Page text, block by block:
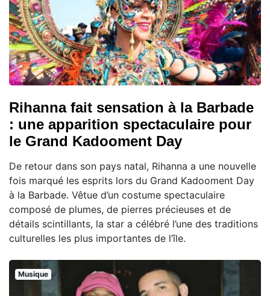
Rihanna fait sensation à la Barbade
: une apparition spectaculaire pour
le Grand Kadooment Day
De retour dans son pays natal, Rihanna a une nouvelle
fois marqué les esprits lors du Grand Kadooment Day
à la Barbade. Vêtue d’un costume spectaculaire
composé de plumes, de pierres précieuses et de
détails scintillants, la star a célébré l’une des traditions
culturelles les plus importantes de l’île.
Musique